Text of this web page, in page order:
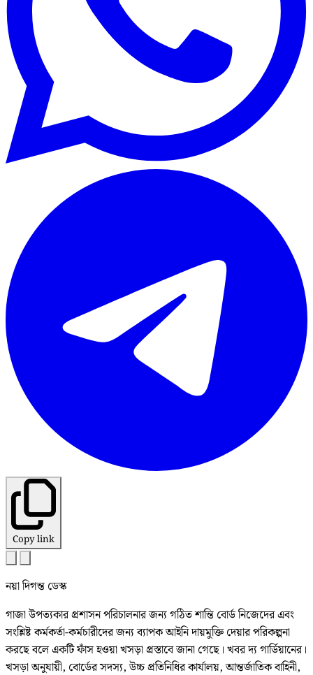
Copy link
নয়া দিগন্ত ডেস্ক
গাজা উপত্যকার প্রশাসন পরিচালনার জন্য গঠিত শান্তি বোর্ড নিজেদের এবং
সংশ্লিষ্ট কর্মকর্তা-কর্মচারীদের জন্য ব্যাপক আইনি দায়মুক্তি দেয়ার পরিকল্পনা
করছে বলে একটি ফাঁস হওয়া খসড়া প্রস্তাবে জানা গেছে। খবর দ্য গার্ডিয়ানের।
খসড়া অনুযায়ী, বোর্ডের সদস্য, উচ্চ প্রতিনিধির কার্যালয়, আন্তর্জাতিক বাহিনী,